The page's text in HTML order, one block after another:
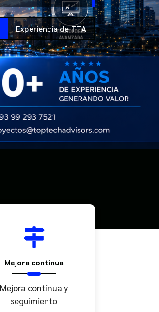
Experiencia de TTA
Mejora continua
Mejora continua y
seguimiento